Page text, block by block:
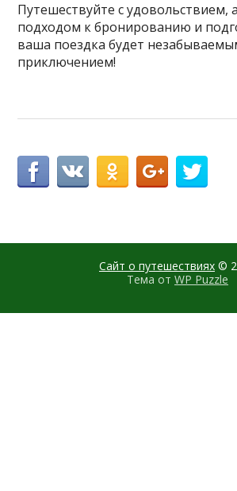
Путешествуйте с удовольствием,
подходом к бронированию и
ваша поездка будет
приключением!
Сайт о путешествиях ©
Тема от WP Puzzle